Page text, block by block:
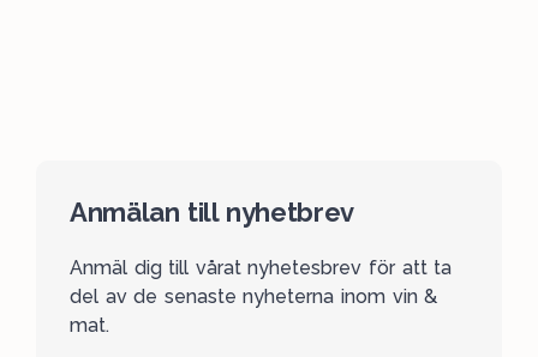
Anmälan till nyhetbrev
Anmäl dig till vårat nyhetesbrev för att ta
del av de senaste nyheterna inom vin &
mat.